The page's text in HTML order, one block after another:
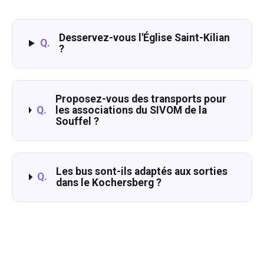
Q.
Desservez-vous l'Église Saint-Kilian
?
Q.
Proposez-vous des transports pour
les associations du SIVOM de la
Souffel ?
Q.
Les bus sont-ils adaptés aux sorties
dans le Kochersberg ?